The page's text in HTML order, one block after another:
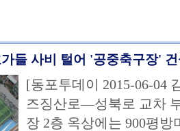
들 사비 털어 '공중축구장'
[동포투데이 2015-06-04
즈징산로—성북로 교차
장 2층 옥상에는 900평